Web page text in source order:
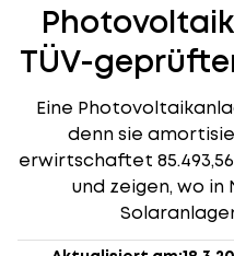
TÜV-
Eine
denn sie
erwirtschaftet
und zeigen, wo